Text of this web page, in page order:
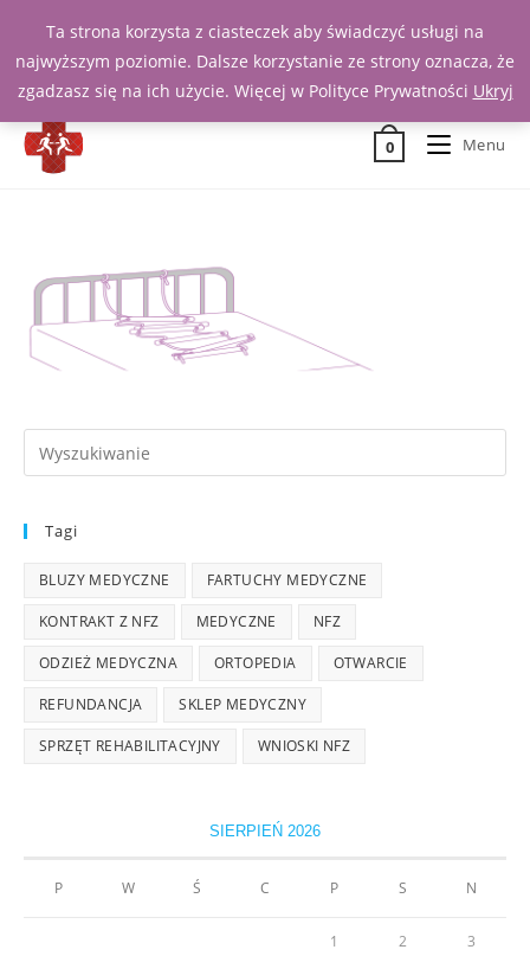
Zadzwoń 539 391 290
0 Menu
Tagi
BLUZY MEDYCZNE FARTUCHY MEDYCZNE
KONTRAKT Z NFZ MEDYCZNE NFZ
ODZIEŻ MEDYCZNA ORTOPEDIA OTWARCIE
REFUNDANCJA SKLEP MEDYCZNY
SPRZĘT REHABILITACYJNY WNIOSKI NFZ
SIERPIEŃ 2026
P W Ś C P S N
1 2 3
Ta strona korzysta z ciasteczek aby świadczyć usługi na
najwyższym poziomie. Dalsze korzystanie ze strony oznacza, że
zgadzasz się na ich użycie. Więcej w Polityce Prywatności Ukryj